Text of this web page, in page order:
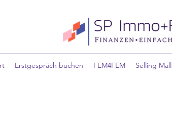
Erstgespräch buchen FEM4FEM Selling